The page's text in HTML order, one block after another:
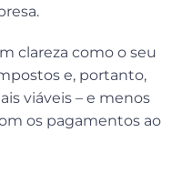
clareza como o seu
e, portanto,
viáveis – e menos
os pagamentos ao